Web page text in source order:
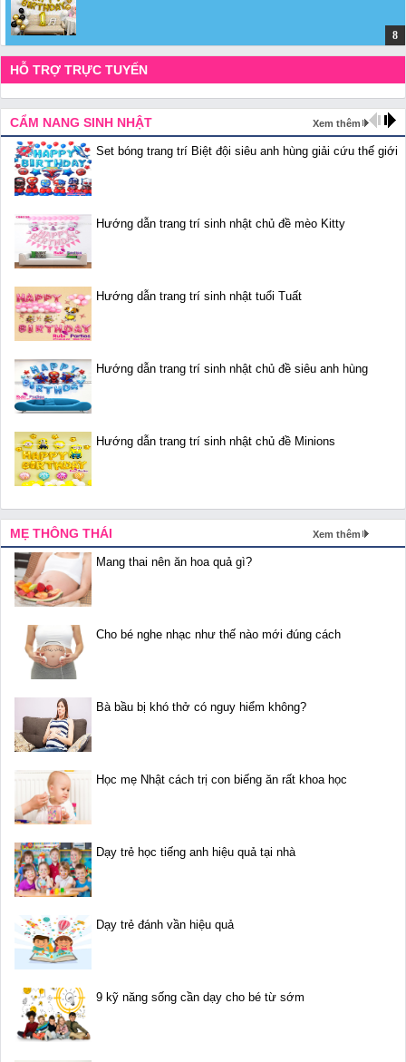
HỖ TRỢ TRỰC TUYẾN
CẨM NANG SINH NHẬT Xem thêm
Set bóng trang trí Biệt đội siêu anh hùng giải cứu thế giới
Hướng dẫn trang trí sinh nhật chủ đề mèo Kitty
Hướng dẫn trang trí sinh nhật tuổi Tuất
Hướng dẫn trang trí sinh nhật chủ đề siêu anh hùng
Hướng dẫn trang trí sinh nhật chủ đề Minions
MẸ THÔNG THÁI Xem thêm
Mang thai nên ăn hoa quả gì?
Cho bé nghe nhạc như thế nào mới đúng cách
Bà bầu bị khó thở có nguy hiểm không?
Học mẹ Nhật cách trị con biếng ăn rất khoa học
Dạy trẻ học tiếng anh hiệu quả tại nhà
Dạy trẻ đánh vần hiệu quả
9 kỹ năng sống cần dạy cho bé từ sớm